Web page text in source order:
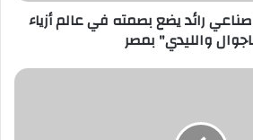
رائد يضع بصمته في عالم أزياء
والليدي" بمصر